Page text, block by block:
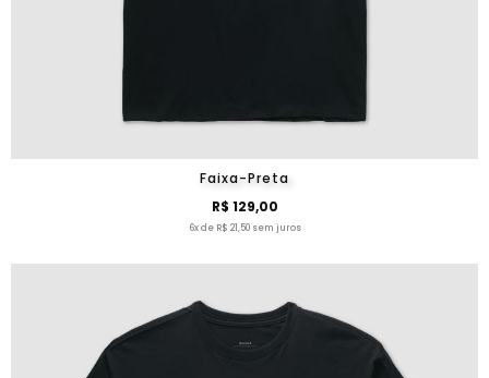
Faixa-Preta
R$ 129,00
6x de R$ 21,50 sem juros